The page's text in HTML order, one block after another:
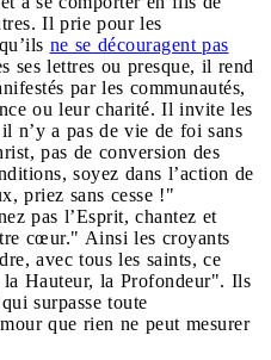
Il prie pour les
ne se découragent pas
ses lettres ou presque, il rend
par les communautés,
ou leur charité. Il invite les
n’y a pas de vie de foi sans
pas de conversion des
soyez dans l’action de
priez sans cesse !"
pas l’Esprit, chantez et
cœur." Ainsi les croyants
avec tous les saints, ce
Hauteur, la Profondeur". Ils
surpasse toute
que rien ne peut mesurer